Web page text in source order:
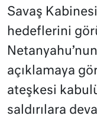
Savaş
hedeflerini
açıklamaya
ateşkesi
saldırılara